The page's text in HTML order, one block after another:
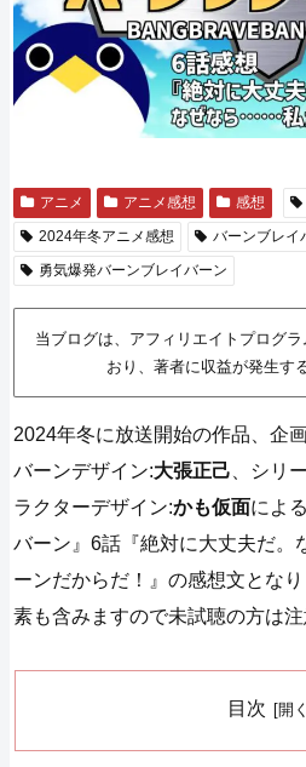
アニメ アニメ感想 感想
2024年冬アニメ感想
バーンブレイ
勇気爆発バーンブレイバーン
当ブログは、アフィリエイトプログ
おり、著者に収益が発生す
2024年冬に放送開始の作品、企
バーンデザイン:大張正己 、シリ
ラクターデザイン:かも仮面によ
バーン』6話『絶対に大丈夫だ
ーンだからだ！』の感想文とな
素も含みますので未試聴の方は注
目次